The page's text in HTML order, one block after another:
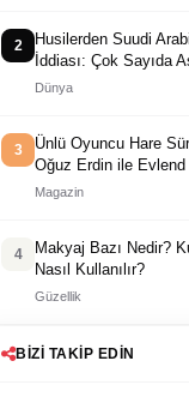
2
Husilerden Suudi
İddiası: Çok Sayıda
Sürüldü
Dünya
3
Ünlü Oyuncu Hare
Oğuz Erdin ile Evlend
Magazin
4
Makyaj Bazı Nedir?
Nasıl Kullanılır?
Güzellik
BIZI TAKIP EDIN